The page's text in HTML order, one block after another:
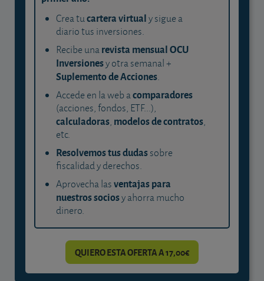
Crea tucartera virtualy sigue a
diario tus inversiones.
Recibe unarevista mensual OCU
Inversionesy otra semanal +
Suplemento de Acciones.
Accede en la web acomparadores
(acciones, fondos, ETF...),
calculadoras, modelos de contratos,
etc.
Resolvemos tus dudassobre
fiscalidad y derechos.
Aprovecha lasventajas para
nuestros sociosy ahorra mucho
dinero.
QUIERO ESTA OFERTA A 17,00€